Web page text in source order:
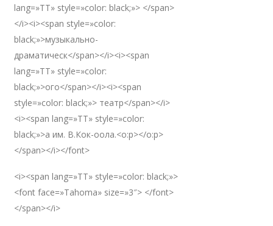
lang=»TT» style=»color: black;»> </span>
</i><i><span style=»color:
black;»>музыкально-
драматическ</span></i><i><span
lang=»TT» style=»color:
black;»>ого</span></i><i><span
style=»color: black;»> театр</span></i>
<i><span lang=»TT» style=»color:
black;»>а им. В.Кок-оола.<o:p></o:p>
</span></i></font>
<i><span lang=»TT» style=»color: black;»>
<font face=»Tahoma» size=»3″> </font>
</span></i>